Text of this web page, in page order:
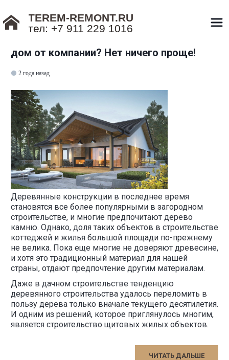
TEREM-REMONT.RU
тел: +7 911 229 1016
дом от компании? Нет ничего проще!
2 года назад
Деревянные конструкции в последнее время
становятся все более популярными в загородном
строительстве, и многие предпочитают дерево
камню. Однако, доля таких объектов в строительстве
коттеджей и жилья большой площади по-прежнему
не велика. Пока еще многие не доверяют древесине,
и хотя это традиционный материал для нашей
страны, отдают предпочтение другим материалам.
Даже в дачном строительстве тенденцию
деревянного строительства удалось переломить в
пользу дерева только вначале текущего десятилетия.
И одним из решений, которое приглянулось многим,
является строительство щитовых жилых объектов.
ЧИТАТЬ ДАЛЬШЕ